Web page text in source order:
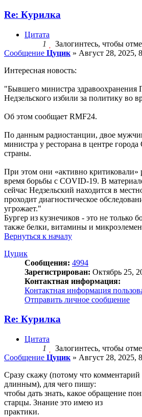
Re: Курилка
Цитата
1
Залогинтесь, чтобы
Сообщение Цуцик » Август 28, 2025,
Интересная новость:
"Бывшего министра
Недзельского избили за политику во
Об этом сообщает RMF24.
По данным радиостанции, двое
министра у ресторана в центре города
страны.
При этом они «активно
время борьбы с COVID-19. В
сейчас Недзельский находится в
проходит диагностическое
угрожает."
Бургер из кузнечиков - это не только
также белки, витамины и
Вернуться к началу
Цуцик
Сообщения: 4994
Зарегистрирован: Октябрь 25,
Контактная информация:
Контактная информация
Отправить личное сообщение
Re: Курилка
Цитата
1
Залогинтесь, чтобы
Сообщение Цуцик » Август 28, 2025,
Сразу скажу (потому что комментарий
длинным), для чего пишу:
чтобы дать знать, какое обращение
старцы. Знание это имею из
практики.